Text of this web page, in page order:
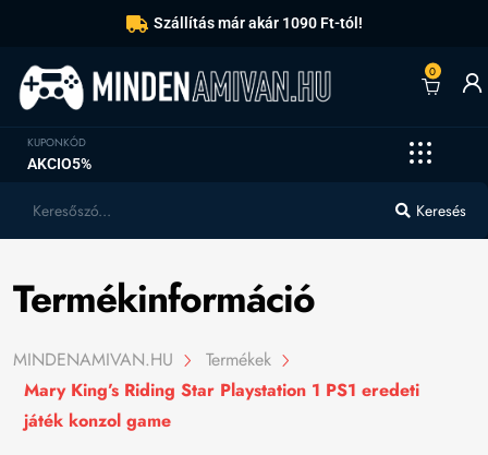
Szállítás már akár 1090 Ft-tól!
0
KUPONKÓD
AKCIO5%
Keresés
Termékinformáció
MINDENAMIVAN.HU
Termékek
Mary King’s Riding Star Playstation 1 PS1 eredeti
játék konzol game